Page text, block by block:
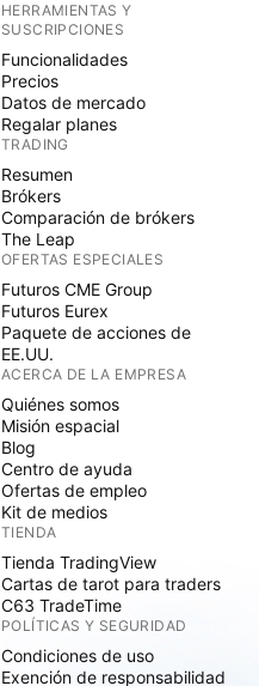
HERRAMIENTAS Y
SUSCRIPCIONES
Funcionalidades
Precios
Datos de mercado
Regalar planes
TRADING
Resumen
Brókers
Comparación de brókers
The Leap
OFERTAS ESPECIALES
Futuros CME Group
Futuros Eurex
Paquete de acciones de
EE.UU.
ACERCA DE LA EMPRESA
Quiénes somos
Misión espacial
Blog
Centro de ayuda
Ofertas de empleo
Kit de medios
TIENDA
Tienda TradingView
Cartas de tarot para traders
C63 TradeTime
POLÍTICAS Y SEGURIDAD
Condiciones de uso
Exención de responsabilidad